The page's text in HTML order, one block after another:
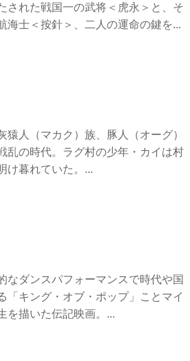
された戦国一の武将＜虎永＞と、そ
海士＜按針＞、二人の運命の鍵を...
猿人（マカク）族、豚人（オーグ）
乱の時代。ラグ村の少年・カイは村
け暮れていた。...
なダンスパフォーマンスで時代や国
「キング・オブ・ポップ」ことマイ
を描いた伝記映画。...